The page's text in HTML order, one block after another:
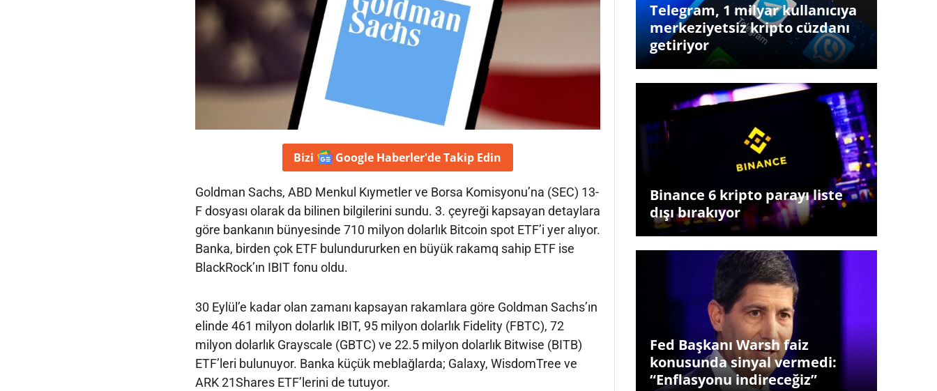
Bizi Google Haberler'deTakip Edin
Goldman Sachs, ABD Menkul Kıymetler ve Borsa Komisyonu’na (SEC) 13-
F dosyası olarak da bilinen bilgilerini sundu. 3. çeyreği kapsayan detaylara
göre bankanın bünyesinde 710 milyon dolarlık Bitcoin spot ETF’i yer alıyor.
Banka, birden çok ETF bulundururken en büyük rakamq sahip ETF ise
BlackRock’ın IBIT fonu oldu.
30 Eylül’e kadar olan zamanı kapsayan rakamlara göre Goldman Sachs’ın
elinde 461 milyon dolarlık IBIT, 95 milyon dolarlık Fidelity (FBTC), 72
milyon dolarlık Grayscale (GBTC) ve 22.5 milyon dolarlık Bitwise (BITB)
ETF’leri bulunuyor. Banka küçük meblağlarda; Galaxy, WisdomTree ve
ARK 21Shares ETF’lerini de tutuyor.
Telegram, 1 milyar kullanıcıya
merkeziyetsiz kripto cüzdanı
getiriyor
Binance 6 kripto parayı liste
dışı bırakıyor
Fed Başkanı Warsh faiz
konusunda sinyal vermedi:
“Enflasyonu indireceğiz”